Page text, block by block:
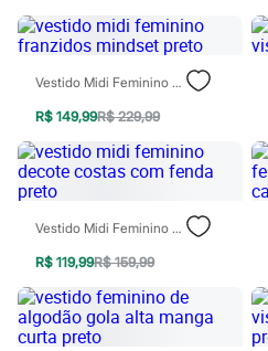
Océane
Payot
Rabanne
Real Techniques
Vult
Perfumes
Perfumes femininos
Perfumes infantis
Perfumes masculinos
Todos os produtos
Mindse7
Novidades
Blusas
Calças
Casacos e Jaquetas
Jeans
Vestido Midi Feminino Franzidos Mindset Preto
R$ 149,99R$ 229,99
Vestido Midi Feminino Decote Costas Com Fenda Preto
R$ 119,99R$ 159,99